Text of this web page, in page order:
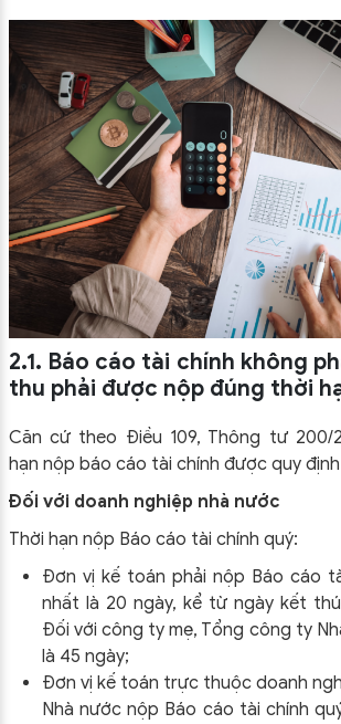
2.1. Báo cáo tài chính không
thu phải được nộp đúng thời
Căn cứ theo Điều 109, Thông tư 200/
hạn nộp báo cáo tài chính được quy
Đối với doanh nghiệp nhà nước
Thời hạn nộp Báo cáo tài chính quý:
Đơn vị kế toán phải nộp Báo cáo
nhất là 20 ngày, kể từ ngày kết
Đối với công ty mẹ, Tổng công ty
là 45 ngày;
Đơn vị kế toán trực thuộc doanh
Nhà nước nộp Báo cáo tài chính